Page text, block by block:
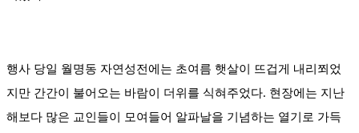
행사 당일 월명동 자연성전에는 초여름 햇살이 뜨겁게 내리쬐었
지만 간간이 불어오는 바람이 더위를 식혀주었다. 현장에는 지난
해보다 많은 교인들이 모여들어 알파날을 기념하는 열기로 가득